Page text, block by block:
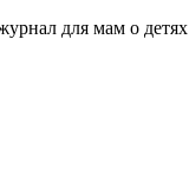
для мам о детях